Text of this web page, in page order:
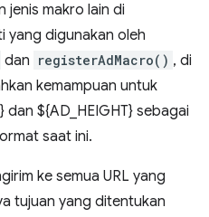
jenis makro lain di
yang digunakan oleh
dan registerAdMacro() , di
kemampuan untuk
dan ${AD_HEIGHT} sebagai
saat ini.
ke semua URL yang
tujuan yang ditentukan